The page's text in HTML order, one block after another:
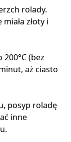
rolady.
złoty i
(bez
aż ciasto
posyp roladę
inne